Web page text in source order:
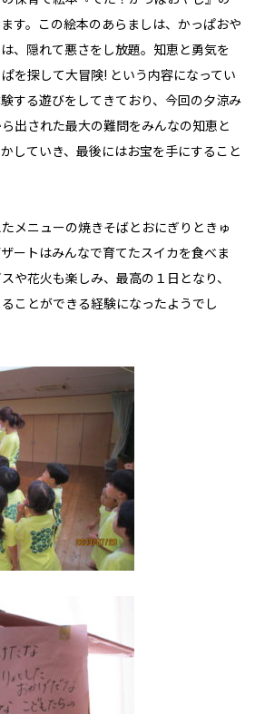
す。この絵本のあらましは、かっぱおや
、隠れて悪さをし放題。知恵と勇気を
を探して大冒険! という内容になってい
する遊びをしてきており、今回の夕涼み
出された最大の難問をみんなの知恵と
していき、最後にはお宝を手にすること
メニューの焼きそばとおにぎりときゅ
ートはみんなで育てたスイカを食べま
や花火も楽しみ、最高の１日となり、
ことができる経験になったようでし